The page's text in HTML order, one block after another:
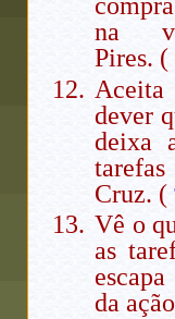
na
Pires. (
dever
deixa
Cruz. (
Vê o
as
da